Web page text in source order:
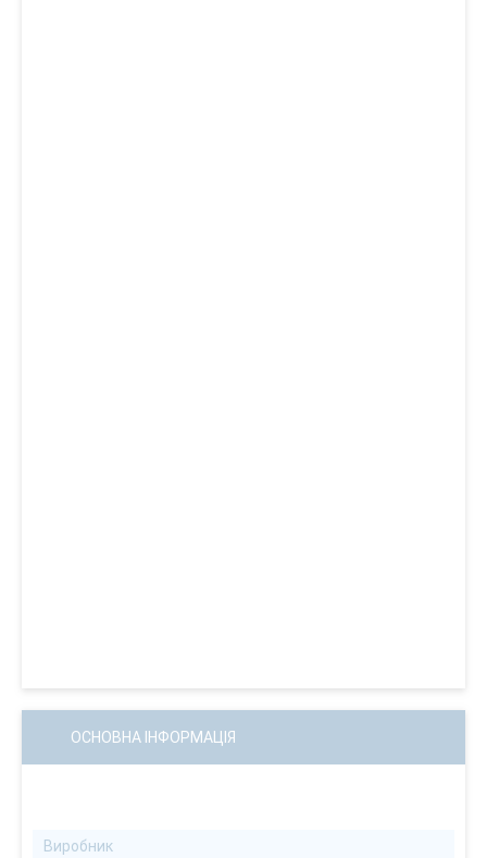
ОСНОВНА ІНФОРМАЦІЯ
Виробник